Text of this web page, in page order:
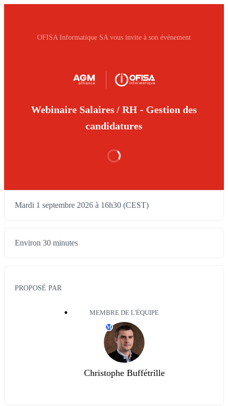
OFISA Informatique SA vous invite à son événement
Webinaire Salaires / RH - Gestion des
candidatures
Mardi 1 septembre 2026 à 16h30 (CEST)
Environ 30 minutes
PROPOSÉ PAR
MEMBRE DE L'ÉQUIPE
M
Christophe Buffétrille